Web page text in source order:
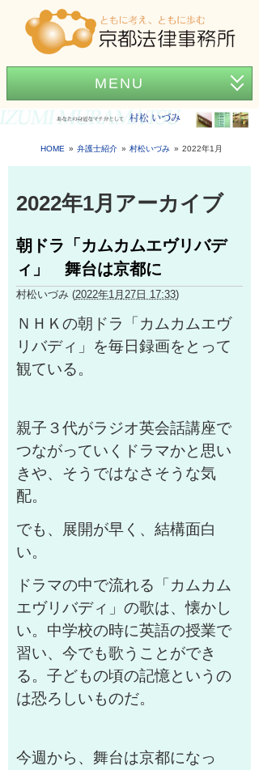
MENU
ホーム
事務所紹介
アクセス
弁護士費用
News
HOME 弁護士紹介 村松いづみ 2022年1月
2022年1月アーカイブ
朝ドラ「カムカムエヴリバデ
ィ」 舞台は京都に
村松いづみ (2022年1月27日 17:33)
ＮＨＫの朝ドラ「カムカムエヴ
リバディ」を毎日録画をとって
観ている。
親子３代がラジオ英会話講座で
つながっていくドラマかと思い
きや、そうではなさそうな気
配。
でも、展開が早く、結構面白
い。
ドラマの中で流れる「カムカム
エヴリバディ」の歌は、懐かし
い。中学校の時に英語の授業で
習い、今でも歌うことができ
る。子どもの頃の記憶というの
は恐ろしいものだ。
今週から、舞台は京都になっ